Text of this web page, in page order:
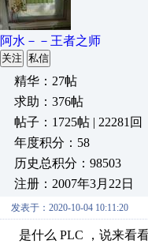
阿水－－王者之师
关注 私信
精华：27帖
求助：376帖
帖子：1725帖 | 22281回
年度积分：58
历史总积分：98503
注册：2007年3月22日
发表于：2020-10-04 10:11:20
是什么 PLC ，说来看看